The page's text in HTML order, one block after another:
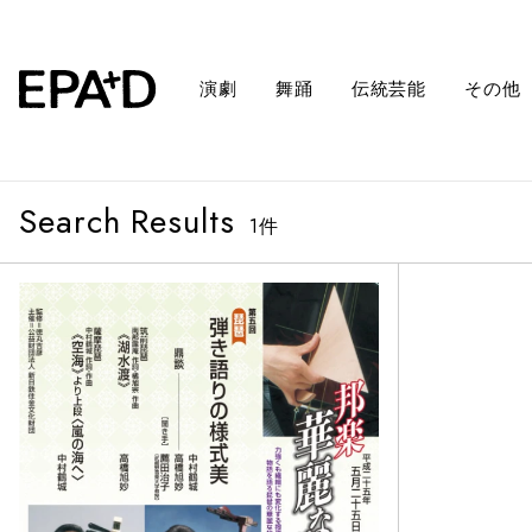
演劇 舞踊 伝統芸能 その他
Search Results 1件